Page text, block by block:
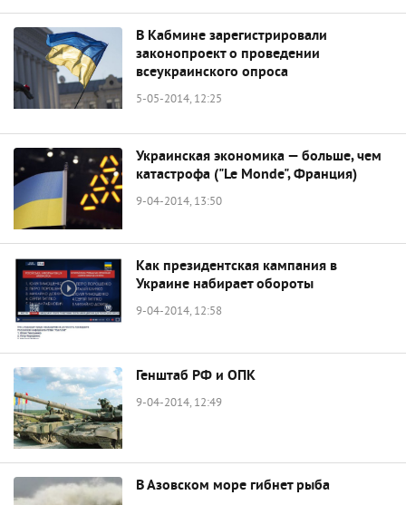
В Кабмине зарегистрировали
законопроект о проведении
всеукраинского опроса
5-05-2014, 12:25
Украинская экономика — больше, чем
катастрофа ("Le Monde", Франция)
9-04-2014, 13:50
Как президентская кампания в
Украине набирает обороты
9-04-2014, 12:58
Генштаб РФ и ОПК
9-04-2014, 12:49
В Азовском море гибнет рыба